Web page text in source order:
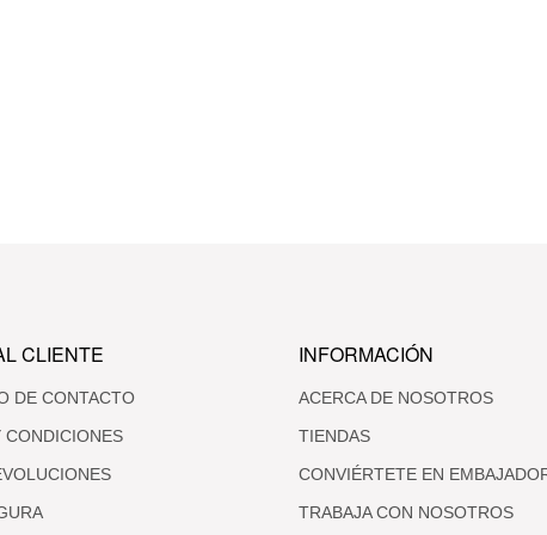
CLIENTE
DE CONTACTO
CONDICIONES
INFORMACIÓN
ACERCA DE NOSOTROS
TIENDAS
CONVIÉRTETE EN
TRABAJA CON NOSOTROS